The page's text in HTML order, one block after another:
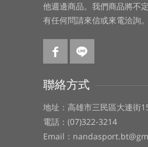
他週邊商品。我們商品將不
有任何問請來信或來電洽詢。
聯絡方式
地址：高雄市三民區大連街
電話：(07)322-3214
Email：